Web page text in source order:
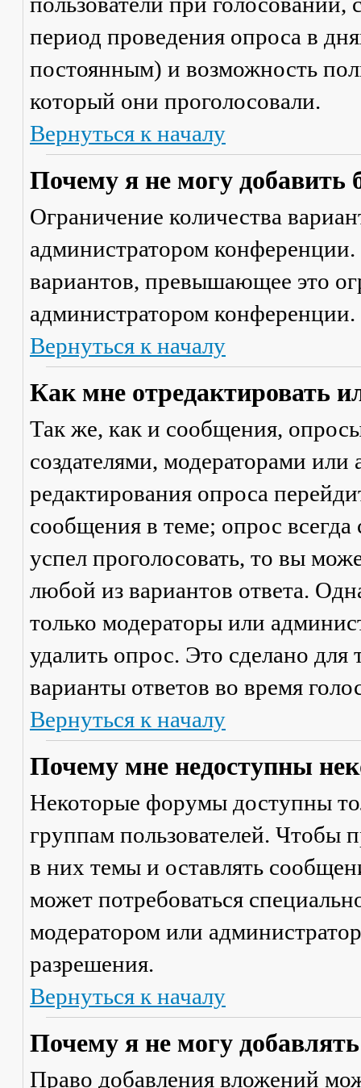
период проведения опроса в
постоянным) и возможность
который они проголосовали.
Вернуться к началу
Почему я не могу добавить
Ограничение количества
администратором
вариантов, превышающее это
администратором конференции.
Вернуться к началу
Как мне отредактировать
Так же, как и сообщения,
создателями, модераторами
редактирования опроса
сообщения в теме; опрос
успел проголосовать, то вы
любой из вариантов ответа.
только модераторы или
удалить опрос. Это сделано для
варианты ответов во время
Вернуться к началу
Почему мне недоступны
Некоторые форумы доступны
группам пользователей. Чтобы
в них темы и оставлять
может потребоваться
модератором или
разрешения.
Вернуться к началу
Почему я не могу
Право добавления вложений